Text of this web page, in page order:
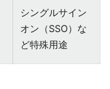
シングルサイン
オン（SSO）な
ど特殊用途